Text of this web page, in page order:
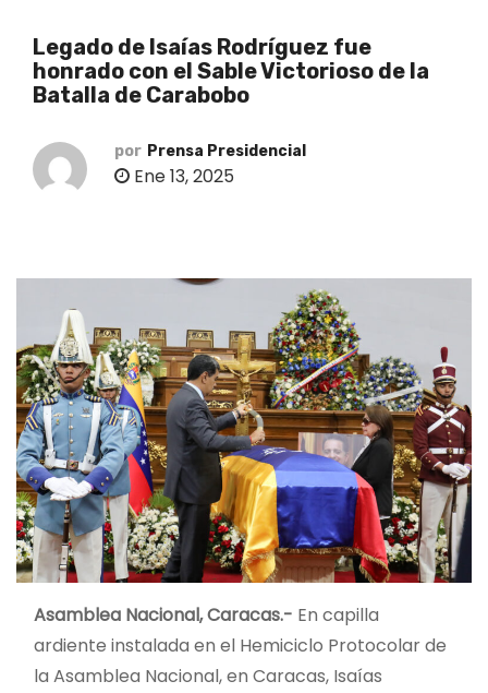
Legado de Isaías Rodríguez fue
honrado con el Sable Victorioso de la
Batalla de Carabobo
por Prensa Presidencial
Ene 13, 2025
Asamblea Nacional, Caracas.- En capilla
ardiente instalada en el Hemiciclo Protocolar de
la Asamblea Nacional, en Caracas, Isaías